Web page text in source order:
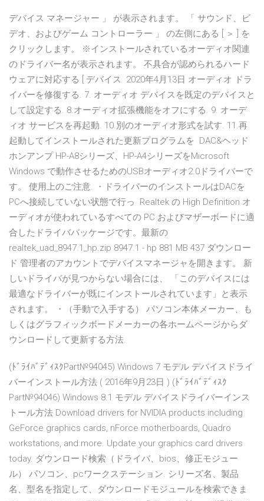
デバイス マネージャー 」 が表示されます。 「 サウンド、ビ
デオ、およびゲーム コントローラー 」 の左側にある [ ＞ ] を
クリックします。 ※インストールされているオーディオ関連
のドライバー名が表示されます。 不具合が認められるハード
ウェアに対応する [ デバイス 2020年4月13日 オーディオ ドラ
イバーを修復する. 7. オーディオ デバイスを既定のデバイスと
して設定する. 8.オーディオ拡張機能をオフにする. 9. オーデ
ィオ サービスを再起動. 10.別のオーディオ形式を試す. 11.再
起動してインストールされた更新プログラムを DAC&ヘッド
ホンアンプ HP-A8シリーズ、HP-A4シリーズをMicrosoft
Windows で動作させるためのUSBオーディオ2.0ドライバーで
す。 使用上のご注意. ・ドライバーのインストールはDACを
PCへ接続していない状態で行っ Realtek の High Definition オ
ーディオが使われているすべての PC およびマザーボードに適
合したドライバパッケージです。最新の
realtek_uad_8947.1_hp.zip 8947.1 - hp 881 MB 437 ダウンロー
ド 管理者のアカウントでデバイスマネージャを開きます。 新
しいドライバが見つからない場合には、 「このデバイスには
最適なドライバーが既にインストールされています」と表示
されます。 ・（手動で入手する） パソコン本体メーカー、も
しくはグラフィックボードメーカーの各ホームページからダ
ウンロードして更新する方法.
(ﾄﾞﾗｲﾊﾞﾃﾞｨｽｸPart№94045) Windows 7 モデル デバイスドライ
バーインストール方法 ( 2016年9月23日 ) (ﾄﾞﾗｲﾊﾞﾃﾞｨｽｸ
Part№94046) Windows 8.1 モデル デバイスドライバーインス
トール方法 Download drivers for NVIDIA products including
GeForce graphics cards, nForce motherboards, Quadro
workstations, and more. Update your graphics card drivers
today. ダウンロード検索（ドライバ、bios、修正モジュー
ル） パソコン、pcワークステーション. シリーズ名、製品
名、型名を指定して、ダウンロードモジュールを検索できま